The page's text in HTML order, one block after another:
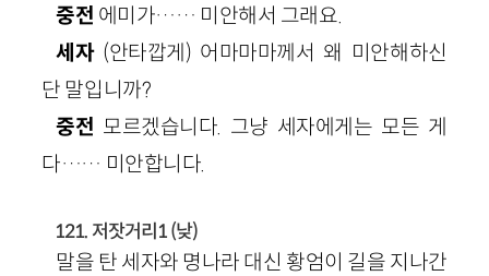
중전 에미가…… 미안해서 그래요.
세자(안타깝게) 어마마마께서 왜 미안해하신
단 말입니까?
중전 모르겠습니다. 그냥 세자에게는 모든 게
다…… 미안합니다.
121. 저잣거리1 (낮)
말을 탄 세자와 명나라 대신 황엄이 길을 지나간